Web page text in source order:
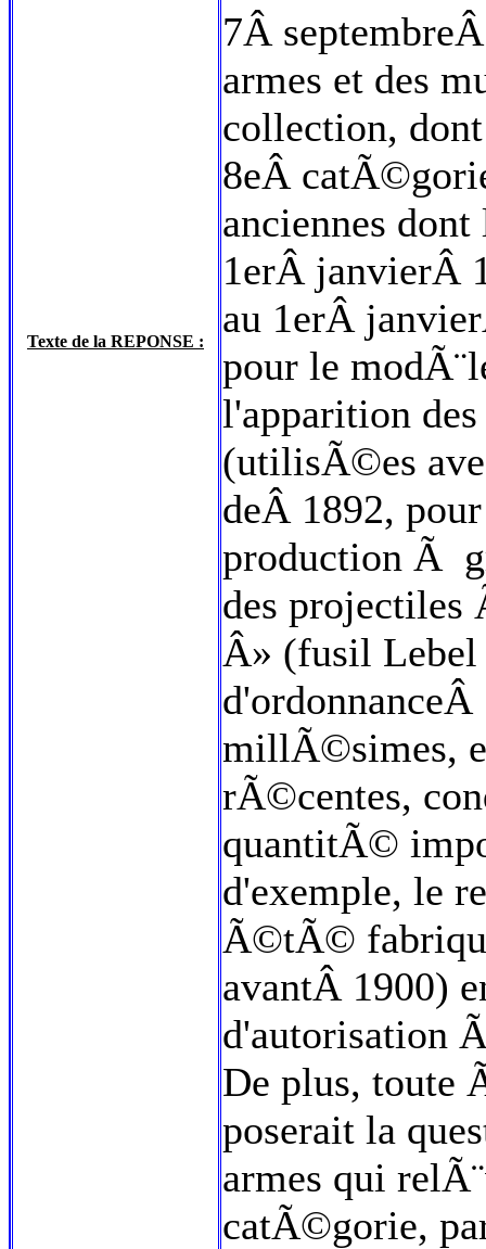
Texte de la REPONSE :
7Â
armes et des
collection,
8eÂ
anciennes
1erÂ janvierÂ
au 1erÂ
pour le
l'apparition
(utilisÃ©es
deÂ 1892,
production Ã
des
Â» (fusil Lebel
millÃ©simes,
rÃ©centes,
quantitÃ©
d'exemple, le
Ã©tÃ©
avantÂ 1900)
d'autorisation
De plus, toute
poserait la
armes qui
catÃ©gorie,